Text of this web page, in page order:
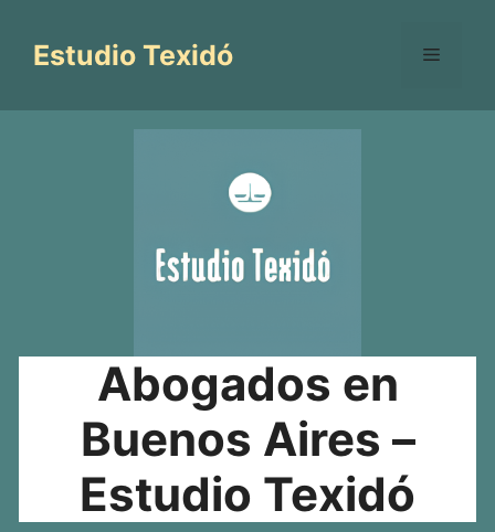
contenido
Estudio Texidó Menú
Abogados en
Buenos Aires –
Estudio Texidó